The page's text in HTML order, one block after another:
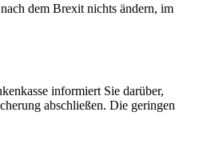
dem Brexit nichts ändern, im
informiert Sie darüber,
abschließen. Die geringen